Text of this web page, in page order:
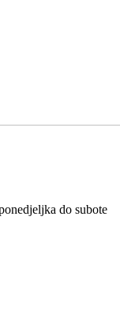
do subote